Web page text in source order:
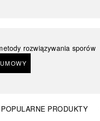
rozwiązywania sporów
POPULARNE PRODUKTY